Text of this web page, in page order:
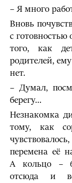
– Я много
Вновь
с готовностью
того, как
родителей,
нет.
– Думал,
берегу…
Незнакомка
тому, как
перемена её
А кольцо –
отсюда и